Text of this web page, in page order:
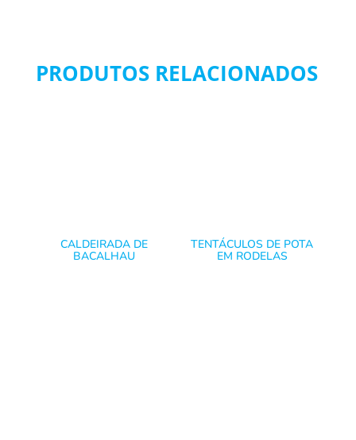
PRODUTOS RELACIONADOS
CALDEIRADA DE
BACALHAU
TENTÁCULOS DE POTA
EM RODELAS